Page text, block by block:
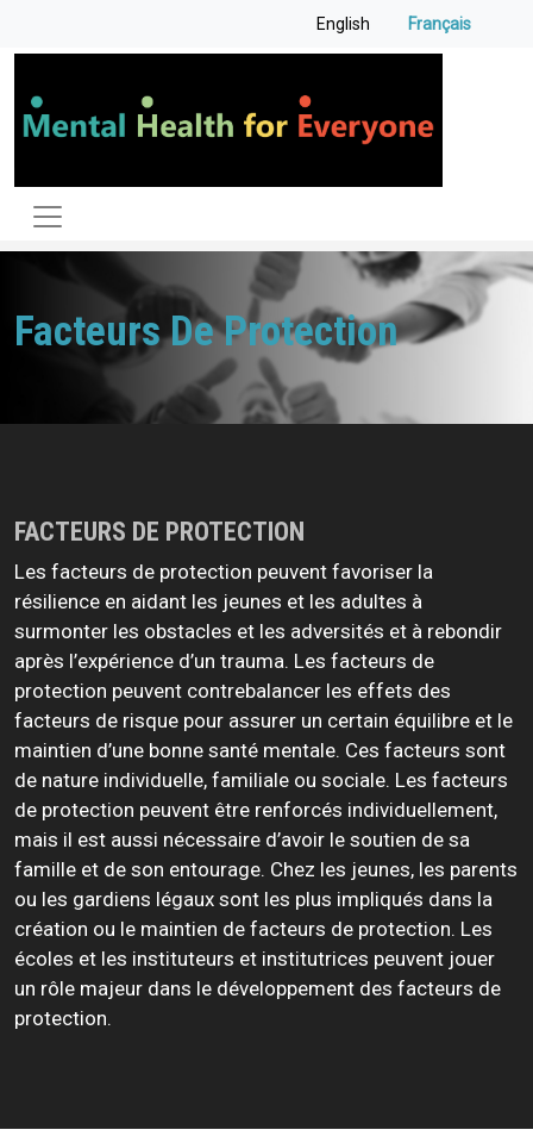
Aller au contenu principal
English Français
Facteurs De Protection
FACTEURS DE PROTECTION
Les facteurs de protection peuvent favoriser la
résilience en aidant les jeunes et les adultes à
surmonter les obstacles et les adversités et à rebondir
après l’expérience d’un trauma. Les facteurs de
protection peuvent contrebalancer les effets des
facteurs de risque pour assurer un certain équilibre et le
maintien d’une bonne santé mentale. Ces facteurs sont
de nature individuelle, familiale ou sociale. Les facteurs
de protection peuvent être renforcés individuellement,
mais il est aussi nécessaire d’avoir le soutien de sa
famille et de son entourage. Chez les jeunes, les parents
ou les gardiens légaux sont les plus impliqués dans la
création ou le maintien de facteurs de protection. Les
écoles et les instituteurs et institutrices peuvent jouer
un rôle majeur dans le développement des facteurs de
protection.